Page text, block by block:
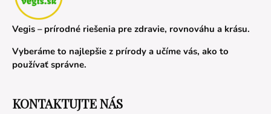
Vegis – prírodné riešenia pre zdravie, rovnováhu a krásu.
Vyberáme to najlepšie z prírody a učíme vás, ako to
používať správne.
KONTAKTUJTE NÁS